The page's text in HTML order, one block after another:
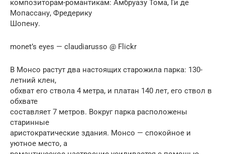
композиторам-романтикам: Амбруазу Тома, Ги де
Мопассану, Фредерику
Шопену.
monet’s eyes — claudiarusso @ Flickr
В Монсо растут два настоящих старожила парка: 130-
летний клен,
обхват его ствола 4 метра, и платан 140 лет, его ствол в
обхвате
составляет 7 метров. Вокруг парка расположены
старинные
аристократические здания. Монсо — спокойное и
уютное место, а